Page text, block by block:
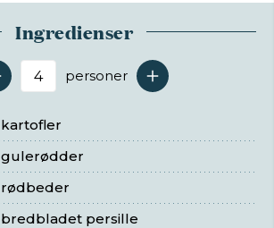
Ingredienser
Antal serveringer
personer
kartofler
gulerødder
rødbeder
bredbladet persille